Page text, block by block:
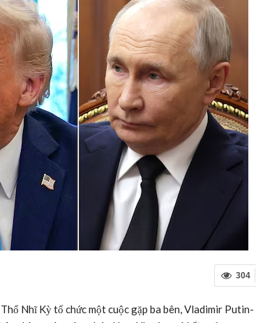
304
Nhĩ Kỳ tổ chức một cuộc gặp ba bên, Vladimir Putin-